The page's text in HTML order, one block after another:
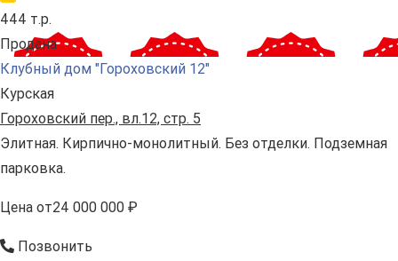
444 т.р.
Продана
Клубный дом "Гороховский 12"
Курская
Гороховский пер., вл.12, стр. 5
Элитная. Кирпично-монолитный. Без отделки. Подземная
парковка.
Цена от24 000 000 ₽
Позвонить